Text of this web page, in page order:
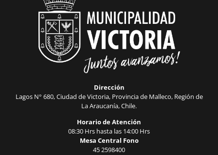
Dirección
Lagos N° 680, Ciudad de Victoria, Provincia de Malleco, Región de
La Araucanía, Chile.
Horario de Atención
08:30 Hrs hasta las 14:00 Hrs
Mesa Central Fono
45 2598400